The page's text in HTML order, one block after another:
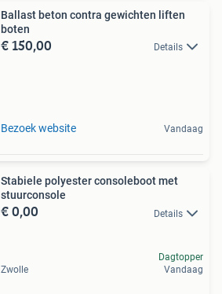
Ballast beton contra gewichten liften
boten
€ 150,00 Details
Bezoek website Vandaag
Stabiele polyester consoleboot met
stuurconsole
€ 0,00 Details
Zwolle
Dagtopper
Vandaag